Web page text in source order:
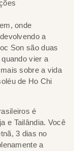
onde
a
Son são duas
vier a
sobre a vida
de Ho Chi
é
e Tailândia. Você
3 dias no
a